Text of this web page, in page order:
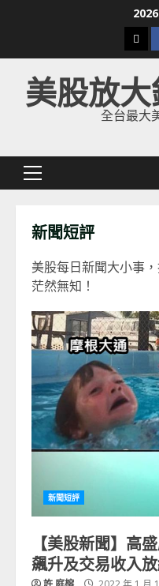
下
載
美
股
美股放大
全台最大
Primary
新聞短評
美股每日新聞大小事
茫然無知！
新聞短評
【美股新聞】高
飆升及交易收入